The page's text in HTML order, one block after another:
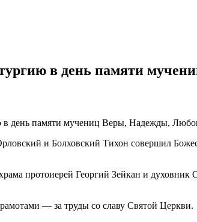
в день памяти
и Болховский Тихон совершил
протоиерей Георгий Зейкан и духовник
— за труды со славу Святой Церкви.